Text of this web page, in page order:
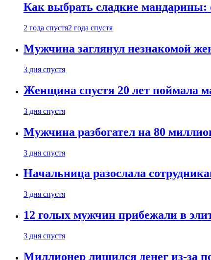
Как выбрать сладкие
2 года спустя2 года спустя
Мужчина заглянул незнакомой
3 дня спустя
Женщина спустя 20 лет поймала
3 дня спустя
Мужчина разбогател на 80
3 дня спустя
Начальница разослала
3 дня спустя
12 голых мужчин прибежали в
3 дня спустя
Миллионер лишился денег из-за